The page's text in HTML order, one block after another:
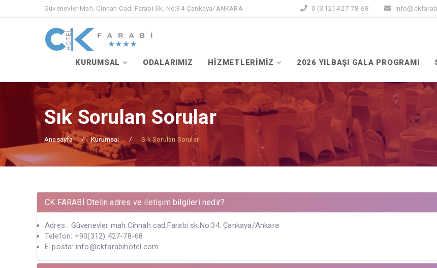
Güvenevler Mah. Cinnah Cad. Farabi Sk. No:34 Çankaya/ANKARA 0 (312) 427 78 68
KURUMSAL ODALARIMIZ HİZMETLERİMİZ 2026 YILBAŞI GALA PROGRAMI
Sık Sorulan Sorular
Anasayfa Kurumsal Sık Sorulan Sorular
CK FARABİ Otelin adres ve iletişim bilgileri nedir?
Adres : Güvenevler mah.Cinnah cad.Farabi sk.No:34. Çankaya/Ankara
Telefon: +90(312) 427-78-68
E-posta: info@ckfarabihotel.com